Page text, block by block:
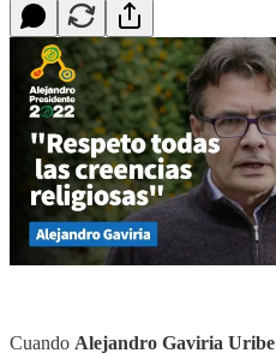
Cuando Alejandro Gaviria Uribe